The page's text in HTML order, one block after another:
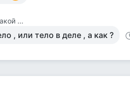
...
, или тело в деле , а как ?